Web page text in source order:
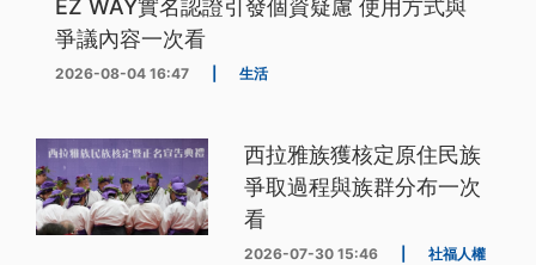
EZ WAY實名認證引發個資疑慮 使用方式與
爭議內容一次看
2026-08-04 16:47 生活
西拉雅族獲核定原住民族
爭取過程與族群分布一次
看
2026-07-30 15:46 社福人權